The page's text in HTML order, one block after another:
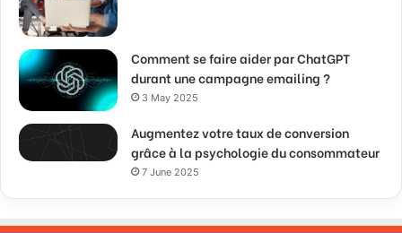
Comment se faire aider par ChatGPT
durant une campagne emailing ?
3 May 2025
Augmentez votre taux de conversion
grâce à la psychologie du consommateur
7 June 2025